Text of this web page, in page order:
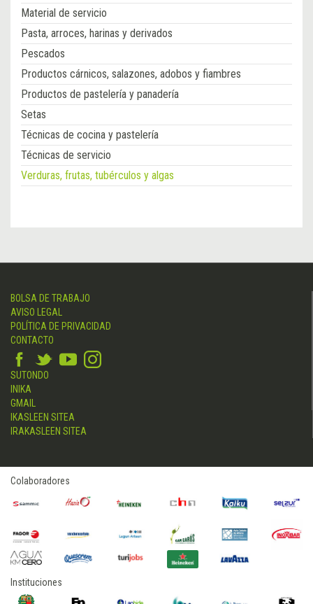
Material de servicio
Pasta, arroces, harinas y derivados
Pescados
Productos cárnicos, salazones, adobos y fiambres
Productos de pastelería y panadería
Setas
Técnicas de cocina y pastelería
Técnicas de servicio
Verduras, frutas, tubérculos y algas
BOLSA DE TRABAJO
AVISO LEGAL
POLÍTICA DE PRIVACIDAD
CONTACTO
SUTONDO
INIKA
GMAIL
IKASLEEN SITEA
IRAKASLEEN SITEA
Colaboradores
Instituciones